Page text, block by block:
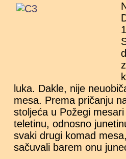
luka. Dakle, nije
mesa. Prema pričanju
stoljeća u Požegi
teletinu, odnosno
svaki drugi komad
sačuvali barem onu